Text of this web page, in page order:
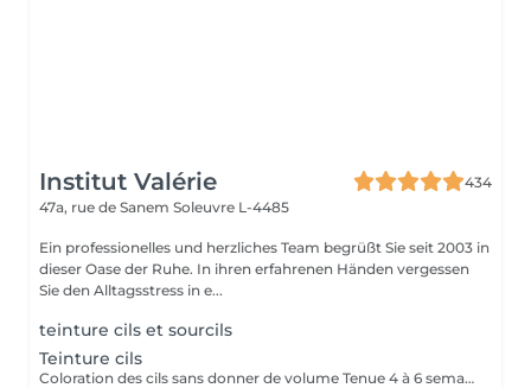
Institut Valérie
434
47a, rue de Sanem Soleuvre L-4485
Ein professionelles und herzliches Team begrüßt Sie seit 2003 in
dieser Oase der Ruhe. In ihren erfahrenen Händen vergessen
Sie den Alltagsstress in e...
teinture cils et sourcils
Teinture cils
Coloration des cils sans donner de volume Tenue 4 à 6 semaines